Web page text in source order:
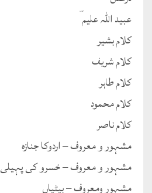
عبید اللہ علیم ؔ
کلام بشیر
کلام شریف
کلام طاہر
کلام محمود
کلام ناصر
مشہور و معروف – اردوکا جنازہ
مشہور و معروف – خسرو کی پہیلی
مشہور ومعروف – بیٹیاں